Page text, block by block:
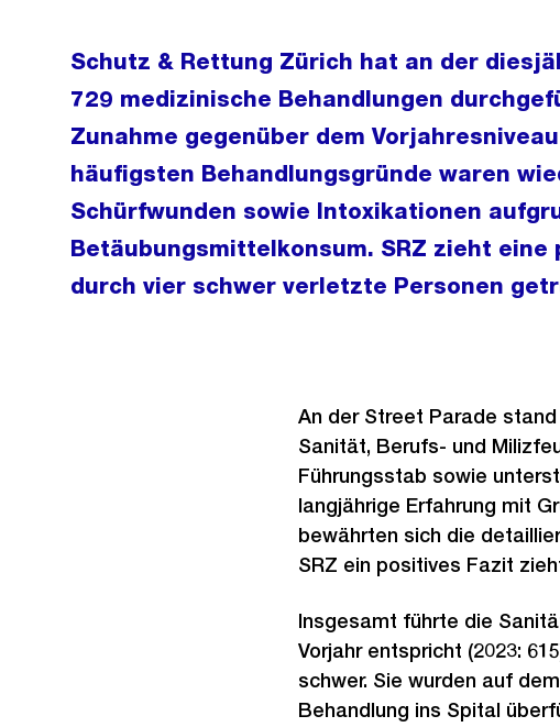
Schutz & Rettung Zürich hat an der
729 medizinische Behandlungen
Zunahme gegenüber dem
häufigsten Behandlungsgründe waren
Schürfwunden sowie Intoxikationen
Betäubungsmittelkonsum. SRZ zieht eine
durch vier schwer verletzte Personen
An der Street Parade
Sanität, Berufs- und
Führungsstab sowie
langjährige Erfahrung mit
bewährten sich die
SRZ ein positives Fazit
Insgesamt führte die
Vorjahr entspricht (2023:
schwer. Sie wurden auf
Behandlung ins Spital